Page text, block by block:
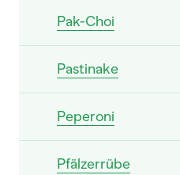
Pak-Choi
Pastinake
Peperoni
Pfälzerrübe